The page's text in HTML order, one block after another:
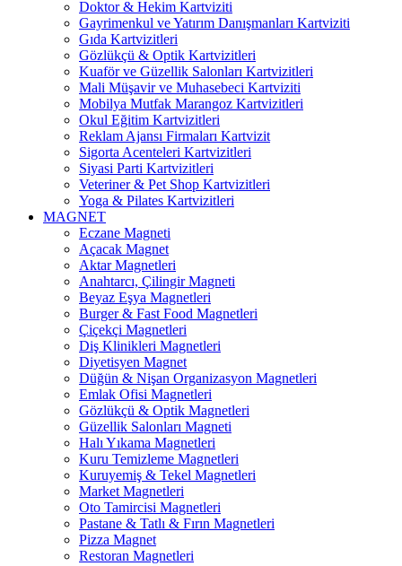
Doktor & Hekim Kartviziti
Gayrimenkul ve Yatırım Danışmanları Kartviziti
Gıda Kartvizitleri
Gözlükçü & Optik Kartvizitleri
Kuaför ve Güzellik Salonları Kartvizitleri
Mali Müşavir ve Muhasebeci Kartviziti
Mobilya Mutfak Marangoz Kartvizitleri
Okul Eğitim Kartvizitleri
Reklam Ajansı Firmaları Kartvizit
Sigorta Acenteleri Kartvizitleri
Siyasi Parti Kartvizitleri
Veteriner & Pet Shop Kartvizitleri
Yoga & Pilates Kartvizitleri
MAGNET
Eczane Magneti
Açacak Magnet
Aktar Magnetleri
Anahtarcı, Çilingir Magneti
Beyaz Eşya Magnetleri
Burger & Fast Food Magnetleri
Çiçekçi Magnetleri
Diş Klinikleri Magnetleri
Diyetisyen Magnet
Düğün & Nişan Organizasyon Magnetleri
Emlak Ofisi Magnetleri
Gözlükçü & Optik Magnetleri
Güzellik Salonları Magneti
Halı Yıkama Magnetleri
Kuru Temizleme Magnetleri
Kuruyemiş & Tekel Magnetleri
Market Magnetleri
Oto Tamircisi Magnetleri
Pastane & Tatlı & Fırın Magnetleri
Pizza Magnet
Restoran Magnetleri